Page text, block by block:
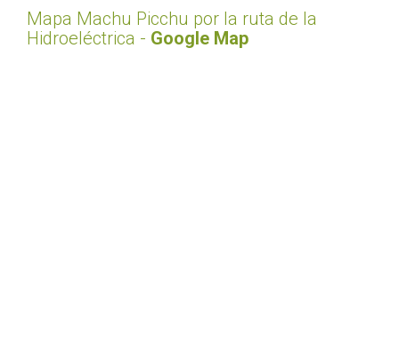
Mapa Machu Picchu por la ruta de la
Hidroeléctrica - Google Map